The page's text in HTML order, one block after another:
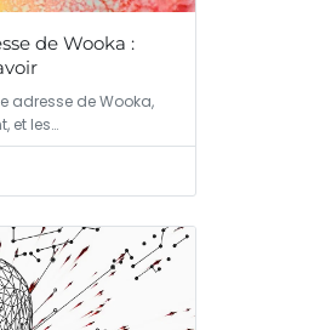
de Wooka :
adresse de Wooka,
et les…